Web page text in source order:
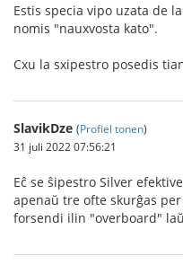
Estis specia vipo uzata de
nomis "nauxvosta kato".
Cxu la sxipestro posedis
SlavikDze (Profiel tonen)
31 juli 2022 07:56:21
Eĉ se ŝipestro Silver
apenaŭ tre ofte skurĝas
forsendi ilin "overboard"